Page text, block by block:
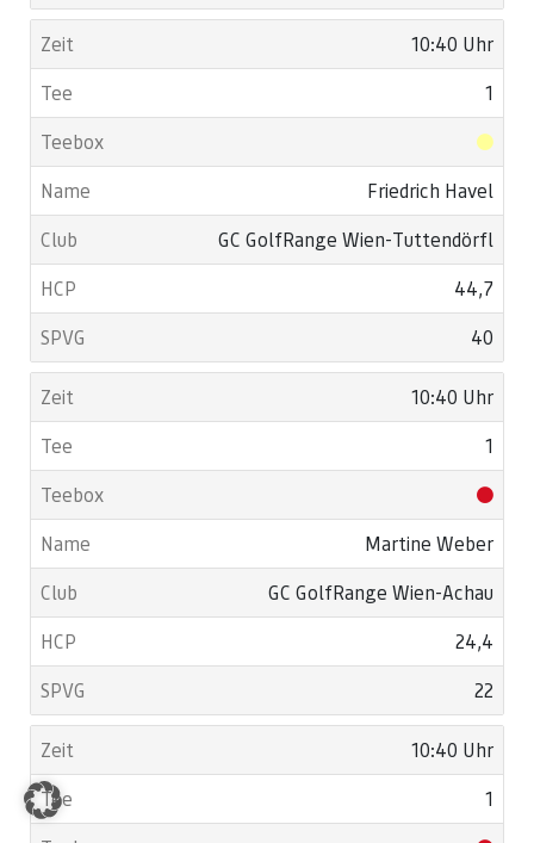
10:40 Uhr
1
Friedrich Havel
GC GolfRange Wien-Tuttendörfl
44,7
40
10:40 Uhr
1
Martine Weber
GC GolfRange Wien-Achau
24,4
22
10:40 Uhr
1